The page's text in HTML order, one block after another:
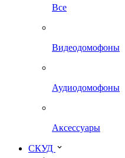
Все
Видеодомофоны
Аудиодомофоны
Аксессуары
СКУД